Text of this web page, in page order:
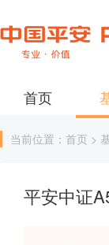
首页
当前位置：首页 >
平安中证